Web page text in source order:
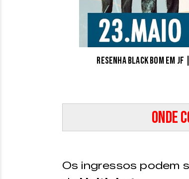
Resenha Black Bom em
Onde
Os ingressos podem